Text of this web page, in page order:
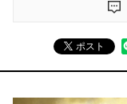
ポスト